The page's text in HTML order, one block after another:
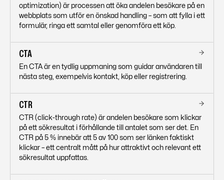
optimization) är processen att öka andelen besökare på en
webbplats som utför en önskad handling – som att fylla i ett
formulär, ringa ett samtal eller genomföra ett köp.
CTA
En CTA är en tydlig uppmaning som guidar användaren till
nästa steg, exempelvis kontakt, köp eller registrering.
CTR
CTR (click-through rate) är andelen besökare som klickar
på ett sökresultat i förhållande till antalet som ser det. En
CTR på 5 % innebär att 5 av 100 som ser länken faktiskt
klickar – ett centralt mått på hur attraktivt och relevant ett
sökresultat uppfattas.